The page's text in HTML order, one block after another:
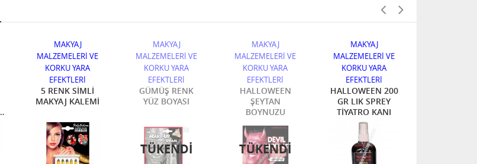
MAKYAJ
MALZEMELERİ VE
KORKU YARA
EFEKTLERİ
5 RENK SİMLİ
MAKYAJ KALEMİ
MAKYAJ
MALZEMELERİ VE
KORKU YARA
EFEKTLERİ
GÜMÜŞ RENK
YÜZ BOYASI
TÜKENDI
MAKYAJ
MALZEMELERİ VE
KORKU YARA
EFEKTLERİ
HALLOWEEN
ŞEYTAN
BOYNUZU
TÜKENDI
MAKYAJ
MALZEMELERİ VE
KORKU YARA
EFEKTLERİ
HALLOWEEN 200
GR LIK SPREY
TİYATRO KANI